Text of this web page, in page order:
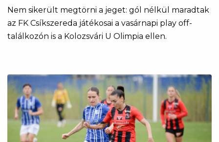
Nem sikerült megtörni a jeget: gól nélkül maradtak
az FK Csíkszereda játékosai a vasárnapi play off-
találkozón is a Kolozsvári U Olimpia ellen.